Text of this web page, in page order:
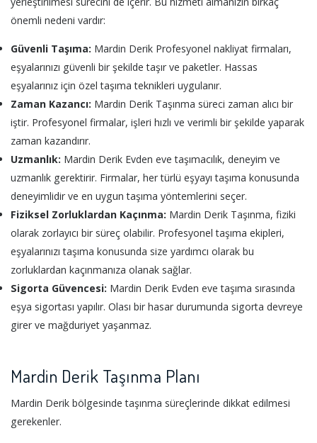
önemli nedeni vardır:
Güvenli Taşıma: Mardin Derik Profesyonel nakliyat firmaları,
eşyalarınızı güvenli bir şekilde taşır ve paketler. Hassas
eşyalarınız için özel taşıma teknikleri uygulanır.
Zaman Kazancı: Mardin Derik Taşınma süreci zaman alıcı bir
iştir. Profesyonel firmalar, işleri hızlı ve verimli bir şekilde yaparak
zaman kazandırır.
Uzmanlık: Mardin Derik Evden eve taşımacılık, deneyim ve
uzmanlık gerektirir. Firmalar, her türlü eşyayı taşıma konusunda
deneyimlidir ve en uygun taşıma yöntemlerini seçer.
Fiziksel Zorluklardan Kaçınma: Mardin Derik Taşınma, fiziki
olarak zorlayıcı bir süreç olabilir. Profesyonel taşıma ekipleri,
eşyalarınızı taşıma konusunda size yardımcı olarak bu
zorluklardan kaçınmanıza olanak sağlar.
Sigorta Güvencesi: Mardin Derik Evden eve taşıma sırasında
eşya sigortası yapılır. Olası bir hasar durumunda sigorta devreye
girer ve mağduriyet yaşanmaz.
Mardin Derik Taşınma Planı
Mardin Derik bölgesinde taşınma süreçlerinde dikkat edilmesi
gerekenler.